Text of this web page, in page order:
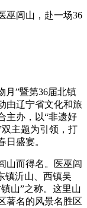
闾山，赴一场36
”暨第36届北镇
由辽宁省文化和旅
主办，以“非遗好
双主题为引领，打
日盛宴。
而得名。医巫闾
镇沂山、西镇吴
山”之称。这里山
著名的风景名胜区